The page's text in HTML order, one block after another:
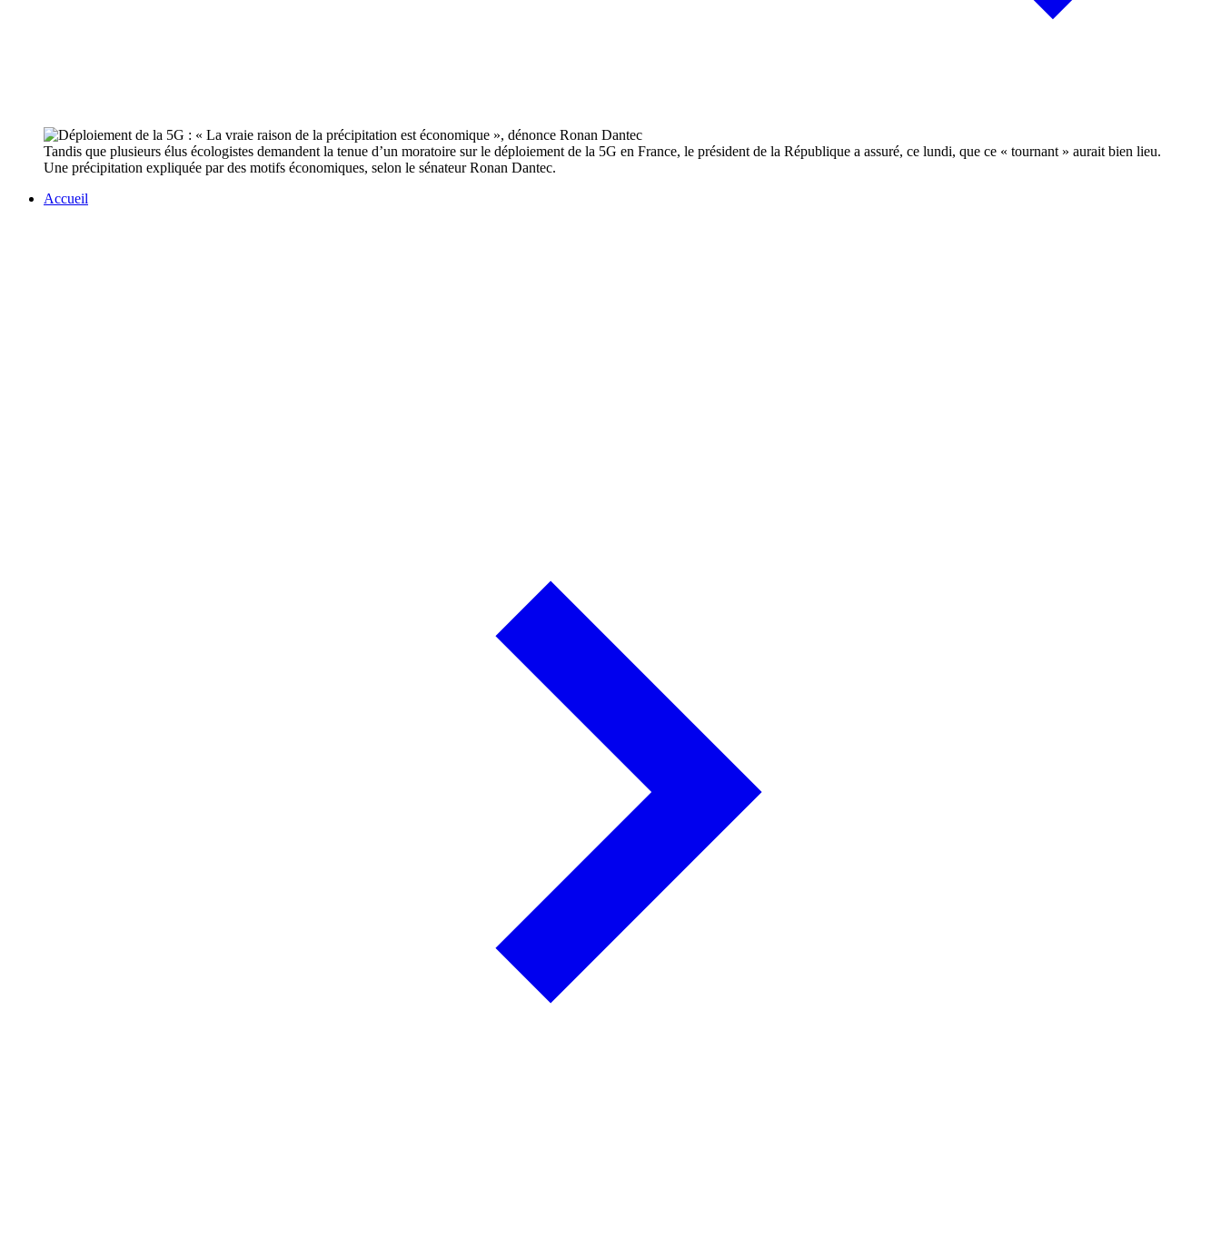
Tandis que plusieurs élus écologistes demandent la tenue d’un moratoire sur le déploiement de la 5G en France, le président de la République a assuré, ce lundi, que ce « tournant » aurait bien lieu.
Une précipitation expliquée par des motifs économiques, selon le sénateur Ronan Dantec.
Accueil